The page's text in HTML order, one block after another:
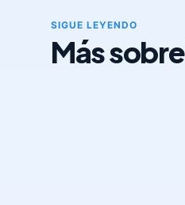
SIGUE LEYENDO
Más